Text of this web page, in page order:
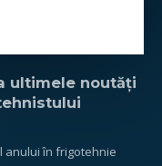
ultimele noutăți
anului în frigotehnie